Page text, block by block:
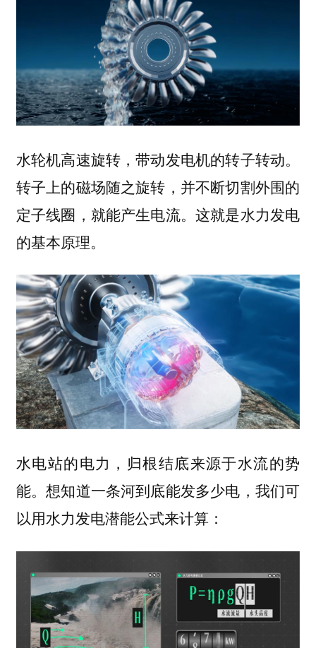
水轮机高速旋转，带动发电机的转子转动。
转子上的磁场随之旋转，并不断切割外围的
定子线圈，就能产生电流。这就是水力发电
的基本原理。
水电站的电力，归根结底来源于水流的势
能。想知道一条河到底能发多少电，我们可
以用水力发电潜能公式来计算：